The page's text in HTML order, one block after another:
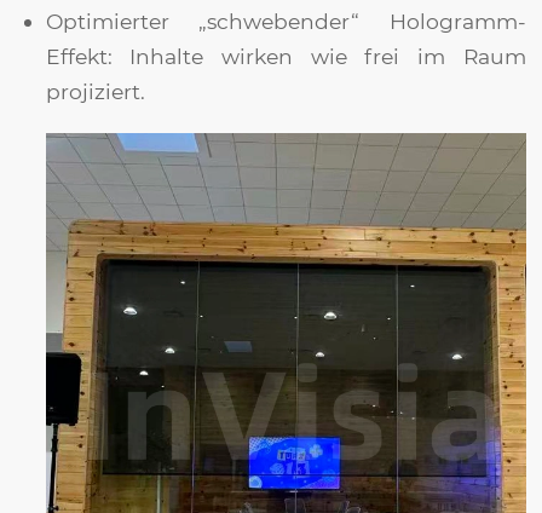
Optimierter „schwebender“ Hologramm-
Effekt: Inhalte wirken wie frei im Raum
projiziert.